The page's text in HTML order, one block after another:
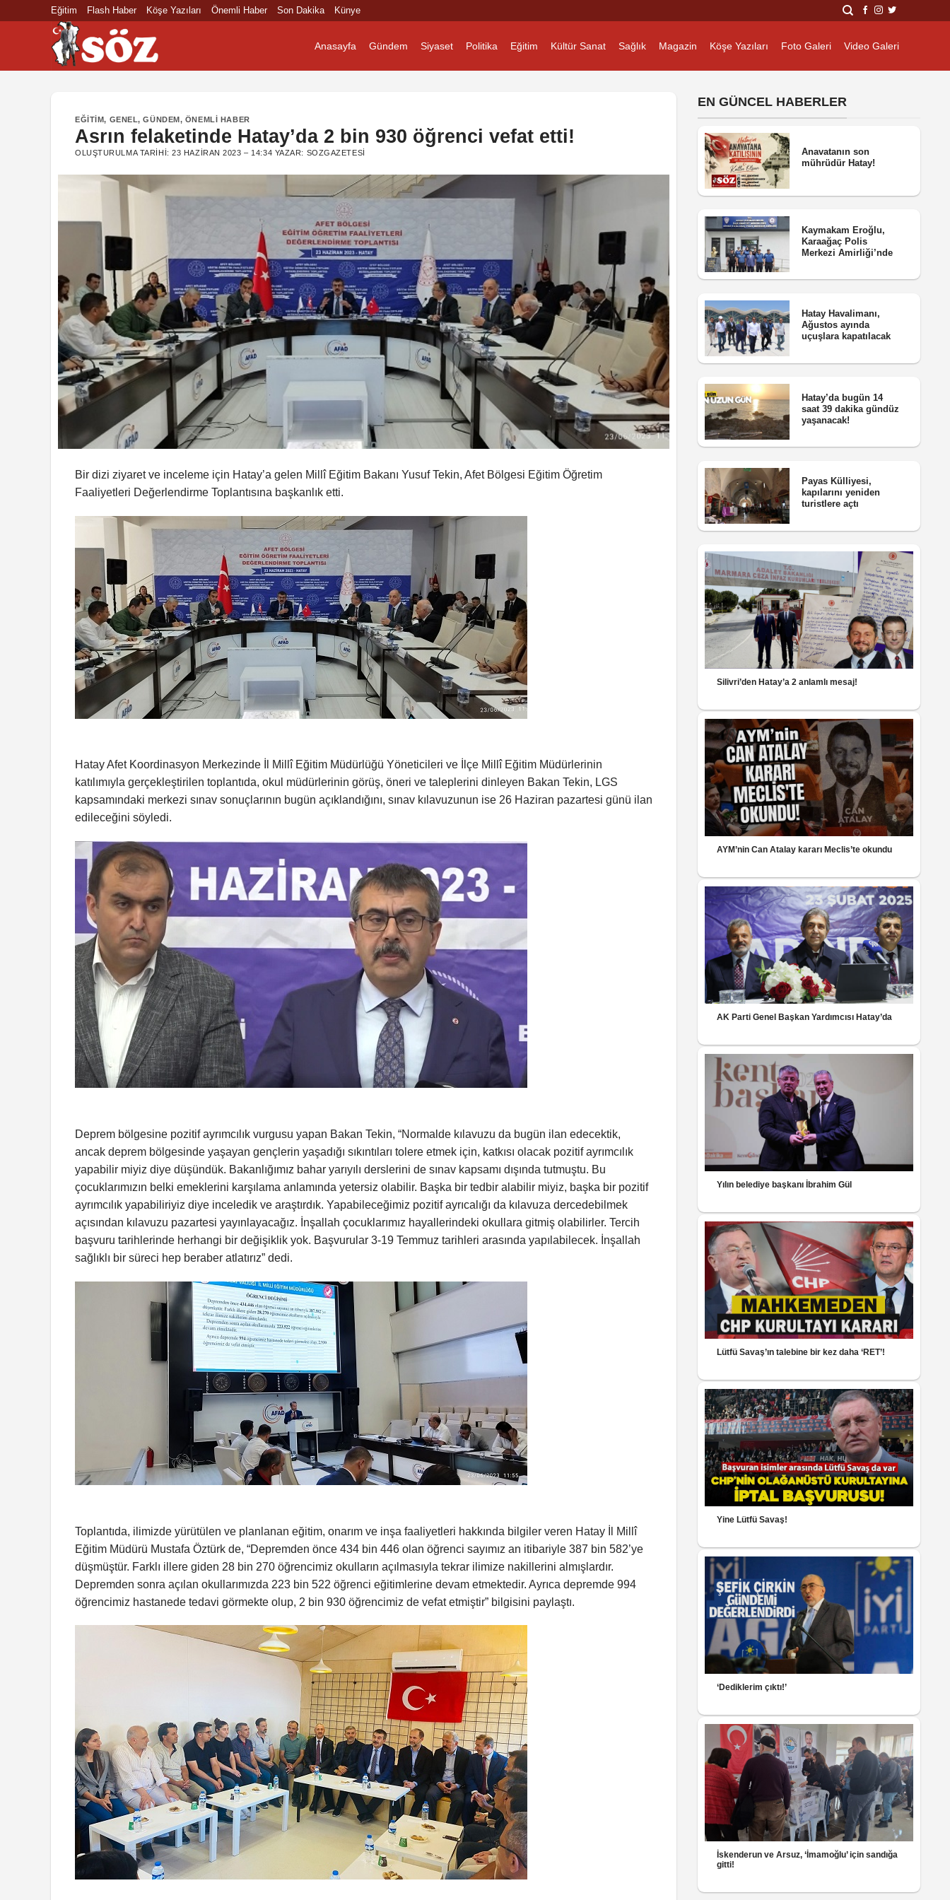
Eğitim Flash Haber Köşe Yazıları Önemli Haber Son Dakika Künye
Anasayfa Gündem Siyaset Politika Eğitim Kültür Sanat Sağlık Magazin Köşe Yazıları Foto Galeri Video Galeri
EĞITIM, GENEL,GÜNDEM, ÖNEMLI HABER
Asrın felaketinde Hatay’da 2 bin 930 öğrenci vefat etti!
OLUŞTURULMA TARIHI:23 HAZIRAN 2023 – 14:34 YAZAR: SOZGAZETESI
Bir dizi ziyaret ve inceleme için Hatay’a gelen Millî Eğitim Bakanı Yusuf Tekin, Afet Bölgesi Eğitim Öğretim
Faaliyetleri Değerlendirme Toplantısına başkanlık etti.
Hatay Afet Koordinasyon Merkezinde İl Millî Eğitim Müdürlüğü Yöneticileri ve İlçe Millî Eğitim Müdürlerinin
katılımıyla gerçekleştirilen toplantıda, okul müdürlerinin görüş, öneri ve taleplerini dinleyen Bakan Tekin, LGS
kapsamındaki merkezi sınav sonuçlarının bugün açıklandığını, sınav kılavuzunun ise 26 Haziran pazartesi günü ilan
edileceğini söyledi.
Deprem bölgesine pozitif ayrımcılık vurgusu yapan Bakan Tekin, “Normalde kılavuzu da bugün ilan edecektik,
ancak deprem bölgesinde yaşayan gençlerin yaşadığı sıkıntıları tolere etmek için, katkısı olacak pozitif ayrımcılık
yapabilir miyiz diye düşündük. Bakanlığımız bahar yarıyılı derslerini de sınav kapsamı dışında tutmuştu. Bu
çocuklarımızın belki emeklerini karşılama anlamında yetersiz olabilir. Başka bir tedbir alabilir miyiz, başka bir pozitif
ayrımcılık yapabiliriyiz diye inceledik ve araştırdık. Yapabileceğimiz pozitif ayrıcalığı da kılavuza dercedebilmek
açısından kılavuzu pazartesi yayınlayacağız. İnşallah çocuklarımız hayallerindeki okullara gitmiş olabilirler. Tercih
başvuru tarihlerinde herhangi bir değişiklik yok. Başvurular 3-19 Temmuz tarihleri arasında yapılabilecek. İnşallah
sağlıklı bir süreci hep beraber atlatırız” dedi.
Toplantıda, ilimizde yürütülen ve planlanan eğitim, onarım ve inşa faaliyetleri hakkında bilgiler veren Hatay İl Millî
Eğitim Müdürü Mustafa Öztürk de, “Depremden önce 434 bin 446 olan öğrenci sayımız an itibariyle 387 bin 582’ye
düşmüştür. Farklı illere giden 28 bin 270 öğrencimiz okulların açılmasıyla tekrar ilimize nakillerini almışlardır.
Depremden sonra açılan okullarımızda 223 bin 522 öğrenci eğitimlerine devam etmektedir. Ayrıca depremde 994
öğrencimiz hastanede tedavi görmekte olup, 2 bin 930 öğrencimiz de vefat etmiştir” bilgisini paylaştı.
EN GÜNCEL HABERLER
Anavatanın son
mührüdür Hatay!
Kaymakam Eroğlu,
Karaağaç Polis
Merkezi Amirliği’nde
Hatay Havalimanı,
Ağustos ayında
uçuşlara kapatılacak
Hatay’da bugün 14
saat 39 dakika gündüz
yaşanacak!
Payas Külliyesi,
kapılarını yeniden
turistlere açtı
Silivri’den Hatay’a 2 anlamlı mesaj!
AYM’nin Can Atalay kararı Meclis’te okundu
AK Parti Genel Başkan Yardımcısı Hatay’da
Yılın belediye başkanı İbrahim Gül
Lütfü Savaş’ın talebine bir kez daha ‘RET’!
Yine Lütfü Savaş!
‘Dediklerim çıktı!’
İskenderun ve Arsuz, ‘İmamoğlu’ için sandığa
gitti!